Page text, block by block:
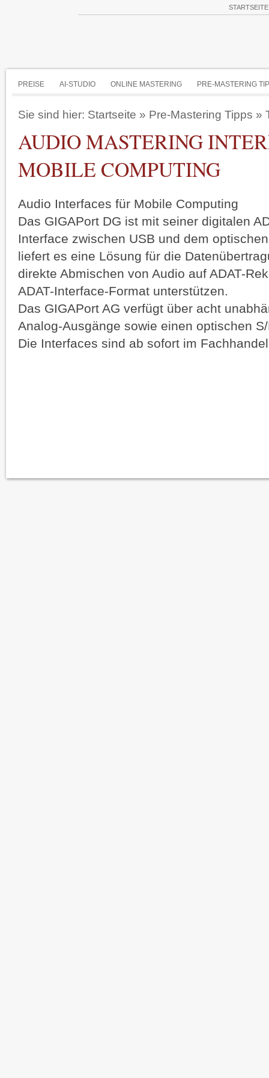
STARTSEITE
PREISE AI-STUDIO ONLINE MASTERING PRE-MASTERING
Sie sind hier: Startseite » Pre-Mastering Tipps »
AUDIO MASTERING
MOBILE COMPUTING
Audio Interfaces für Mobile Computing
Das GIGAPort DG ist mit seiner digitalen
Interface zwischen USB und dem
liefert es eine Lösung für die
direkte Abmischen von Audio auf ADAT-
ADAT-Interface-Format unterstützen.
Das GIGAPort AG verfügt über acht
Analog-Ausgänge sowie einen optischen
Die Interfaces sind ab sofort im